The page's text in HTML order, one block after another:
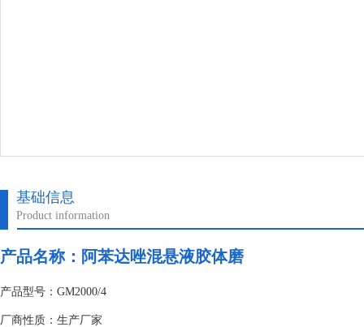
基础信息
Product information
产品名称：阿苯达唑混悬液胶体磨
产品型号：GM2000/4
厂商性质：生产厂家